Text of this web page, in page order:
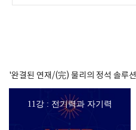
'완결된 연재/(完) 물리의 정석 솔
11강 : 전기력과 자기력